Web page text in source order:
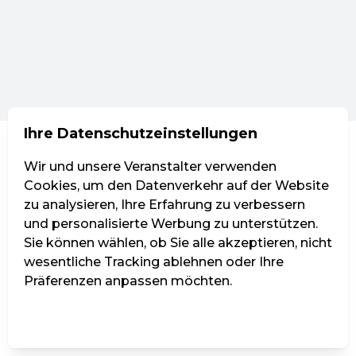
Ihre Datenschutzeinstellungen
Wir und unsere Veranstalter verwenden
Cookies, um den Datenverkehr auf der Website
zu analysieren, Ihre Erfahrung zu verbessern
und personalisierte Werbung zu unterstützen.
Sie können wählen, ob Sie alle akzeptieren, nicht
wesentliche Tracking ablehnen oder Ihre
Präferenzen anpassen möchten.